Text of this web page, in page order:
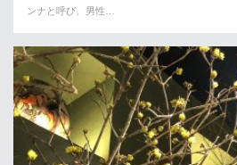
ンナと呼び、男性…